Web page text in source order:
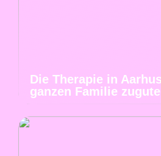
Die Therapie in
ganzen Familie zugute